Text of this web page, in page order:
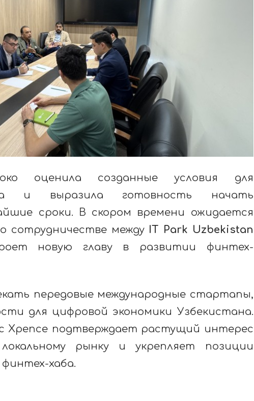
оценила созданные условия для
и выразила готовность начать
сроки. В скором времени ожидается
сотрудничестве между IT Park Uzbekistan
новую главу в развитии финтех-
передовые международные стартапы,
для цифровой экономики Узбекистана.
Xpence подтверждает растущий интерес
рынку и укрепляет позиции
хаба.